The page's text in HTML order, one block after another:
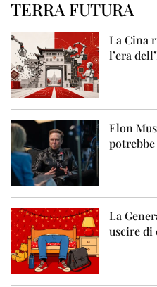
TERRA FUTURA
La Cina
l’era
Elon
La
uscire di